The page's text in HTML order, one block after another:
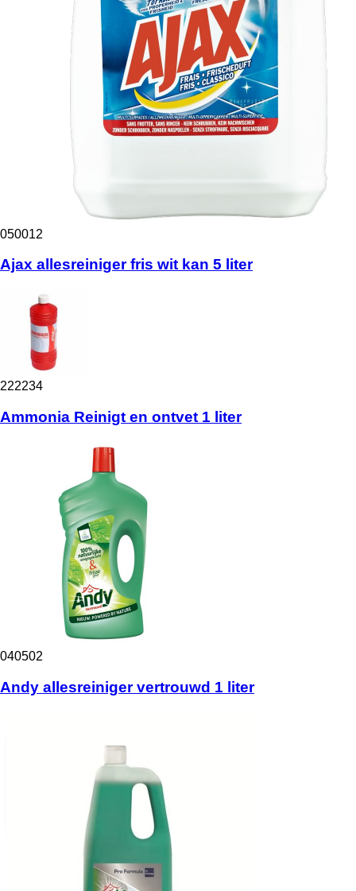
050012
Ajax allesreiniger fris wit kan 5 liter
222234
Ammonia Reinigt en ontvet 1 liter
040502
Andy allesreiniger vertrouwd 1 liter